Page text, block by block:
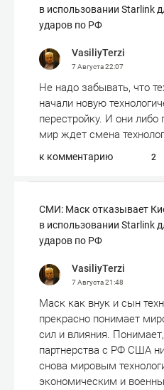
в использовании Starlink
ударов по РФ
VasiliyTerzi
7 Августа22:07
Не надо забывать, что
начали новую
перестройку. И они либо
мир ждет смена
к комментарию 2
СМИ: Маск отказывает
в использовании Starlink
ударов по РФ
VasiliyTerzi
7 Августа21:48
Маск как внук и сын
прекрасно понимает
сил и влияния.
партнерства с РФ США
снова мировым
экономическим и